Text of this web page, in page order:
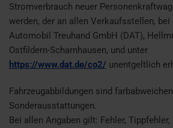
Stromverbrauch neuer
werden, der an allen Verkaufsstellen, bei
Automobil Treuhand GmbH (DAT),
Ostfildern-Scharnhausen, und unter
https://www.dat.de/co2/ unentgeltlich
Fahrzeugabbildungen sind
Sonderausstattungen.
Bei allen Angaben gilt: Fehler,